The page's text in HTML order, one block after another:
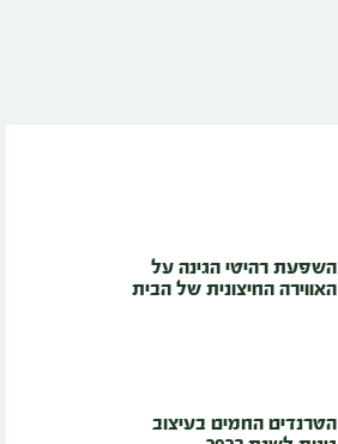
השפעת רהיטי הגינה על
האווירה החיצונית של הבית
הטרנדים החמים בעיצוב